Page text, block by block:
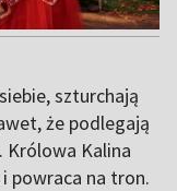
szturchają
że podlegają
Królowa Kalina
powraca na tron.